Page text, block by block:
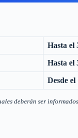
Hasta el
Hasta el
Desde
deberán ser